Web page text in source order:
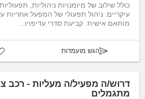
כולל שילוב של מיומנויות ניהוליות,
עיקריים: ניהול תפעולי של המפעל אחריות על
מותאם אישית. קביעת סדרי עדיפויו...
הגש מועמדות
דרוש/ה מפעיל/ה מעליות - רכב
מתגמלים